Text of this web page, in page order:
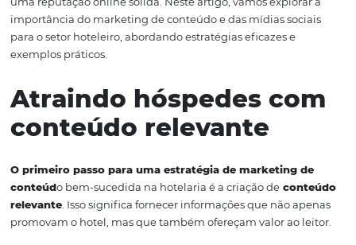
de marketing é crucial para qualquer estabelecimento
que deseja se destacar.
poderosa para a criação de comunidades em torno da
Hotéis que utilizam essas ferramentas de forma eficaz
conseguem não apenas divulgar seus serviços, mas
uma reputação online sólida. Neste artigo, vamos
importância do marketing de conteúdo e das mídias
para o setor hoteleiro, abordando estratégias eficazes e